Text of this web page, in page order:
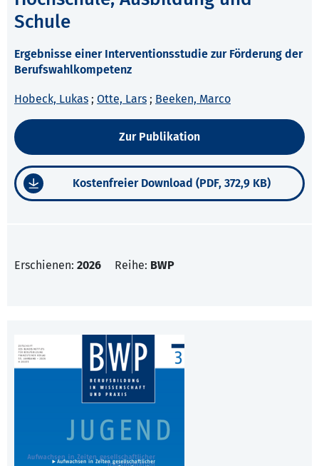
Schule
Ergebnisse einer Interventionsstudie zur Förderung der
Berufswahlkompetenz
Hobeck, Lukas ; Otte, Lars ; Beeken, Marco
Zur Publikation
Kostenfreier Download (PDF, 372,9 KB)
Erschienen: 2026 Reihe: BWP